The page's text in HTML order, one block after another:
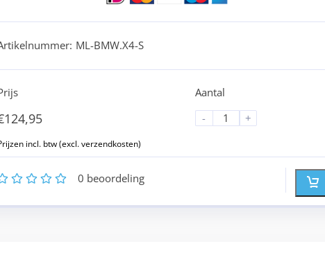
ML-BMW.X4-S
124,95
Aantal
-
+
5
4
3
2 0 beoordeling